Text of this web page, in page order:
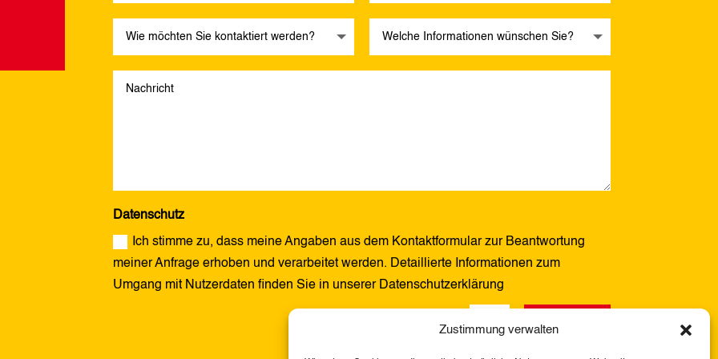
Zustimmung verwalten
Datenschutz
Ich stimme zu, dass meine Angaben aus dem Kontaktformular zur Beantwortung
meiner Anfrage erhoben und verarbeitet werden. Detaillierte Informationen zum
Umgang mit Nutzerdaten finden Sie in unserer Datenschutzerklärung
4 + 15 = Senden